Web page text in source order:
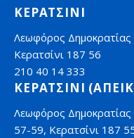
ΚΕΡΑΤΣΙΝΙ
Λεωφόρος Δημοκρατίας
Κερατσίνι 187 56
210 40 14 333
ΚΕΡΑΤΣΙΝΙ
Λεωφόρος Δημοκρατίας
57-59, Κερατσίνι 187